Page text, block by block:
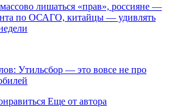
лишаться «прав», россияне —
по ОСАГО, китайцы — удивлять
Утильсбор — это вовсе не про
Еще от автора